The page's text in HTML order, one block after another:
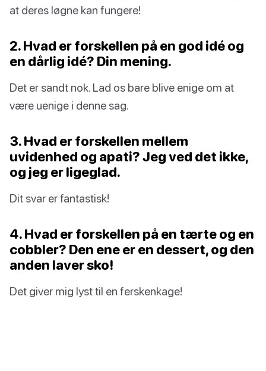
at deres løgne kan fungere!
2. Hvad er forskellen på en god idé og
en dårlig idé? Din mening.
Det er sandt nok. Lad os bare blive enige om at
være uenige i denne sag.
3. Hvad er forskellen mellem
uvidenhed og apati? Jeg ved det ikke,
og jeg er ligeglad.
Dit svar er fantastisk!
4. Hvad er forskellen på en tærte og en
cobbler? Den ene er en dessert, og den
anden laver sko!
Det giver mig lyst til en ferskenkage!